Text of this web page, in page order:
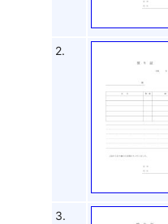
2.
3.